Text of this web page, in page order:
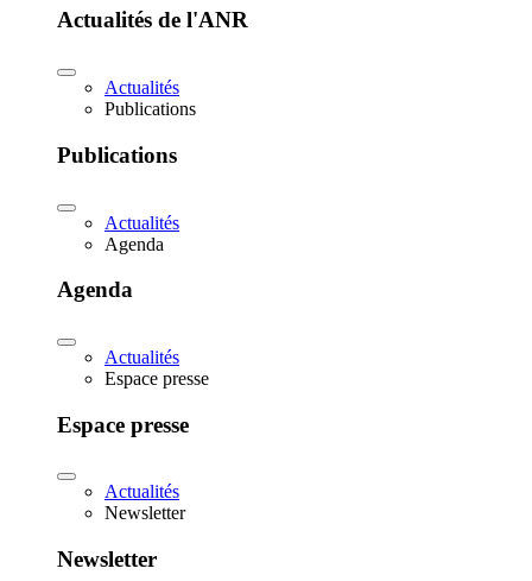
Actualités de l'ANR
Actualités
Publications
Publications
Actualités
Agenda
Agenda
Actualités
Espace presse
Espace presse
Actualités
Newsletter
Newsletter